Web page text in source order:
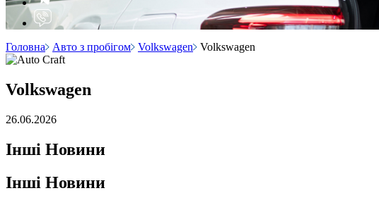
Головна Авто з пробігом Volkswagen Volkswagen
Volkswagen
26.06.2026
Інші Новини
Інші Новини